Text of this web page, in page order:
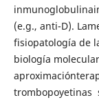
(e.g., anti-D).
fisiopatología de
biología
trombopoyetinas